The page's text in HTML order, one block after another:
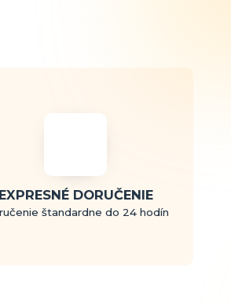
EXPRESNÉ DORUČENIE
štandardne do 24 hodín